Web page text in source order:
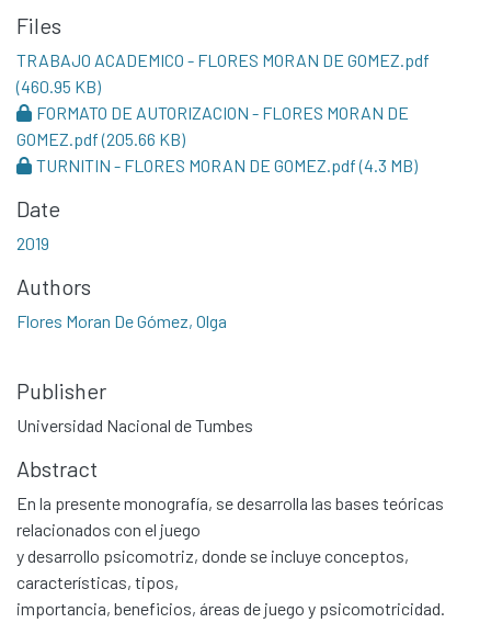
Files
TRABAJO ACADEMICO - FLORES MORAN DE GOMEZ.pdf
(460.95 KB)
FORMATO DE AUTORIZACION - FLORES MORAN DE
GOMEZ.pdf(205.66 KB)
TURNITIN - FLORES MORAN DE GOMEZ.pdf(4.3 MB)
Date
2019
Authors
Flores Moran De Gómez, Olga
Publisher
Universidad Nacional de Tumbes
Abstract
En la presente monografía, se desarrolla las bases teóricas
relacionados con el juego
y desarrollo psicomotriz, donde se incluye conceptos,
características, tipos,
importancia, beneficios, áreas de juego y psicomotricidad.